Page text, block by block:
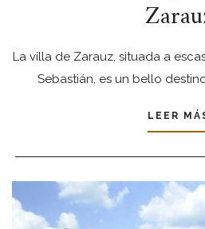
La villa de Zarauz, situada a
Sebastián, es un bello
LEER